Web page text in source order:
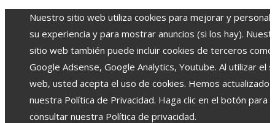
Nuestro sitio web utiliza cookies para mejorar y
su experiencia y para mostrar anuncios (si los hay).
sitio web también puede incluir cookies de terceros como
Google Adsense, Google Analytics, Youtube. Al utilizar el
web, usted acepta el uso de cookies. Hemos actualizado
nuestra Política de Privacidad. Haga clic en el botón para
consultar nuestra Política de privacidad.